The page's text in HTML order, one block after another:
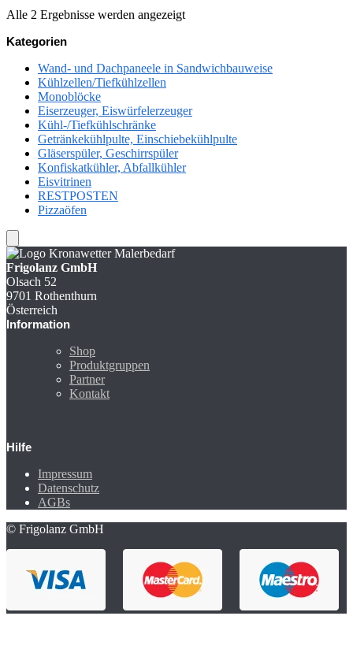
Alle 2 Ergebnisse werden angezeigtNach
Kategorien
Wand- und Dachpaneele in Sandwichbauweise
Kühlzellen/Tiefkühlzellen
Monoblöcke
Eiserzeuger, Eiswürfelerzeuger
Kühl-/Tiefkühlschränke
Getränkekühlpulte, Einschiebekühlpulte
Gläserspüler, Geschirrspüler
Konfiskatkühler, Abfallkühler
Eisvitrinen
RESTPOSTEN
Pizzaöfen
Frigolanz GmbH
Olsach 52
9701 Rothenthurn
Österreich
Information
Shop
Produktgruppen
Partner
Kontakt
Hilfe
Impressum
Datenschutz
AGBs
© Frigolanz GmbH